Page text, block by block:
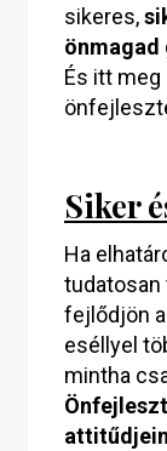
sikeres,
önmagad
És itt
Siker
Ha
tudatosan
fejlődjön
eséllyel
mintha